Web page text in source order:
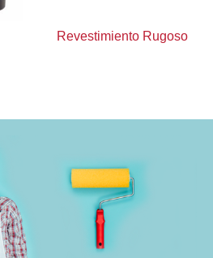
Revestimiento Rugoso